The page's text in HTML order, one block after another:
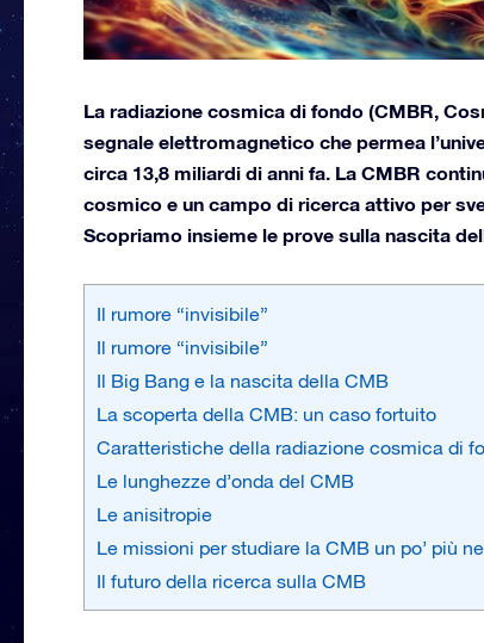
La radiazione cosmica di fondo (CMBR,
segnale elettromagnetico che permea
circa 13,8 miliardi di anni fa. La CMBR
cosmico e un campo di ricerca attivo per
Scopriamo insieme le prove sulla nascita
Il rumore “invisibile”
Il rumore “invisibile”
Il Big Bang e la nascita della CMB
La scoperta della CMB: un caso fortuito
Caratteristiche della radiazione cosmica di
Le lunghezze d’onda del CMB
Le anisitropie
Le missioni per studiare la CMB un po’ più
Il futuro della ricerca sulla CMB